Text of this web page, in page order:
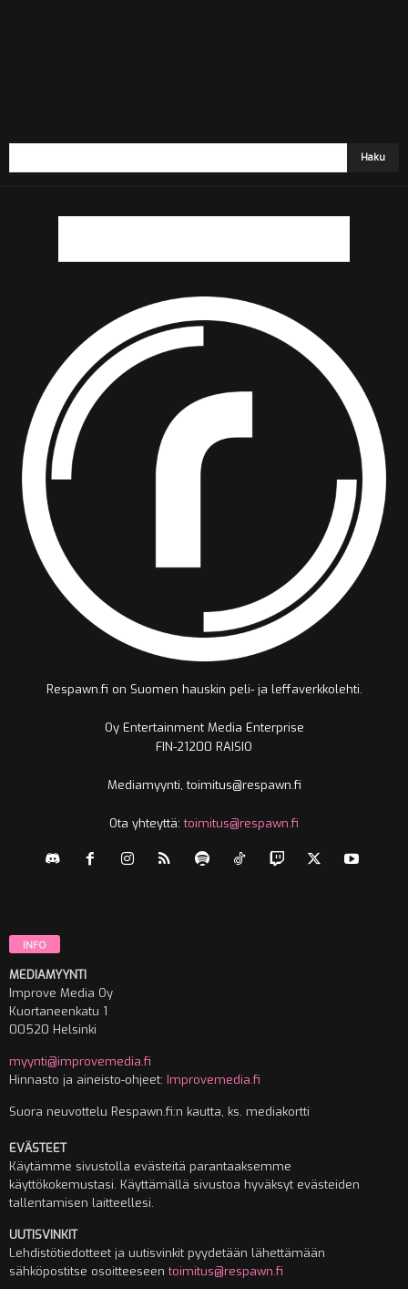
Respawn.fi on Suomen hauskin peli- ja leffaverkkolehti.
Oy Entertainment Media Enterprise
FIN-21200 RAISIO
Mediamyynti, toimitus@respawn.fi
Ota yhteyttä:toimitus@respawn.fi
INFO
MEDIAMYYNTI
Improve Media Oy
Kuortaneenkatu 1
00520 Helsinki
myynti@improvemedia.fi
Hinnasto ja aineisto-ohjeet: Improvemedia.fi
Suora neuvottelu Respawn.fi:n kautta, ks. mediakortti
EVÄSTEET
Käytämme sivustolla evästeitä parantaaksemme
käyttökokemustasi. Käyttämällä sivustoa hyväksyt evästeiden
tallentamisen laitteellesi.
UUTISVINKIT
Lehdistötiedotteet ja uutisvinkit pyydetään lähettämään
sähköpostitse osoitteeseentoimitus@respawn.fi